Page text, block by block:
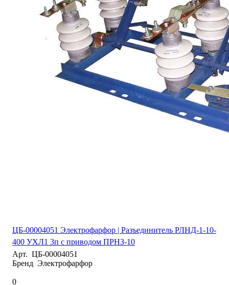
ЦБ-00004051 Электрофарфор | Разъединитель РЛНД-1-10-
400 УХЛ1 3п с приводом ПРНЗ-10
Арт. ЦБ-00004051
Бренд Электрофарфор
0